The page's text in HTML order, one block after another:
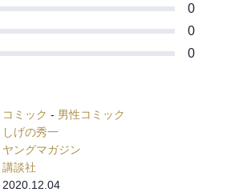
0
0
0
コミック - 男性コミック
しげの秀一
ヤングマガジン
講談社
2020.12.04